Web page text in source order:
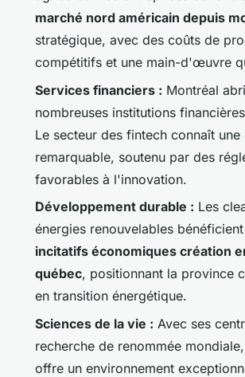
marché nord américain depuis
stratégique, avec des coûts de
compétitifs et une main-d'œuvre
Services financiers : Montréal
nombreuses institutions
Le secteur des fintech connaît une
remarquable, soutenu par des
favorables à l'innovation.
Développement durable : Les
énergies renouvelables
incitatifs économiques création
québec, positionnant la province
en transition énergétique.
Sciences de la vie : Avec ses
recherche de renommée
offre un environnement